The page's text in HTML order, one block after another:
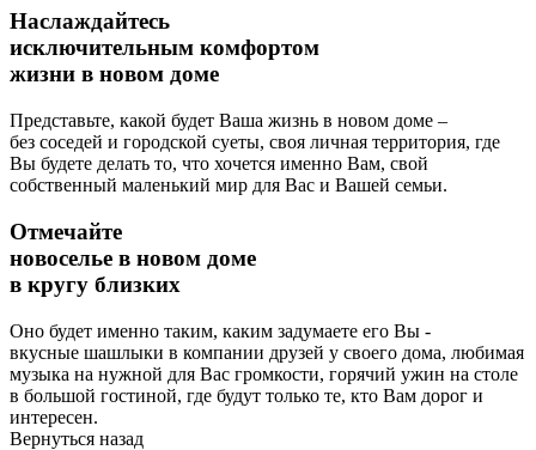
Наслаждайтесь
исключительным комфортом
жизни в новом доме
Представьте, какой будет Ваша жизнь в новом доме –
без соседей и городской суеты, своя личная территория, где
Вы будете делать то, что хочется именно Вам, свой
собственный маленький мир для Вас и Вашей семьи.
Отмечайте
новоселье в новом доме
в кругу близких
Оно будет именно таким, каким задумаете его Вы -
вкусные шашлыки в компании друзей у своего дома, любимая
музыка на нужной для Вас громкости, горячий ужин на столе
в большой гостиной, где будут только те, кто Вам дорог и
интересен.
Вернуться назад